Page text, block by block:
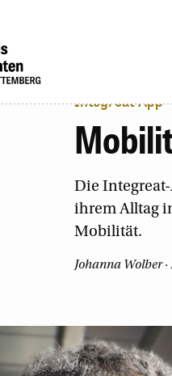
Integreat-App
Die
ihrem Alltag
Mobilität.
Johanna Wolber·